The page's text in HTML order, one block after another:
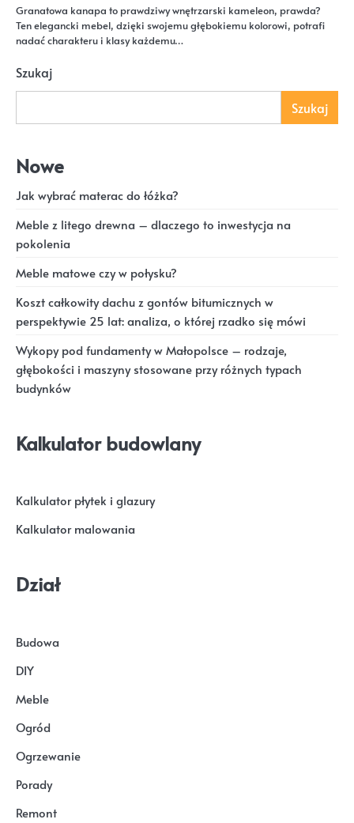
Granatowa kanapa to prawdziwy wnętrzarski kameleon, prawda?
Ten elegancki mebel, dzięki swojemu głębokiemu kolorowi, potrafi
nadać charakteru i klasy każdemu…
Szukaj
Szukaj
Nowe
Jak wybrać materac do łóżka?
Meble z litego drewna – dlaczego to inwestycja na
pokolenia
Meble matowe czy w połysku?
Koszt całkowity dachu z gontów bitumicznych w
perspektywie 25 lat: analiza, o której rzadko się mówi
Wykopy pod fundamenty w Małopolsce – rodzaje,
głębokości i maszyny stosowane przy różnych typach
budynków
Kalkulator budowlany
Kalkulator płytek i glazury
Kalkulator malowania
Dział
Budowa
DIY
Meble
Ogród
Ogrzewanie
Porady
Remont